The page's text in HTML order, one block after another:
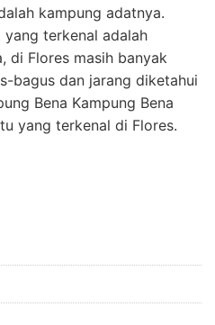
kampung adatnya.
yang terkenal adalah
di Flores masih banyak
bagus dan jarang diketahui
Bena Kampung Bena
yang terkenal di Flores.